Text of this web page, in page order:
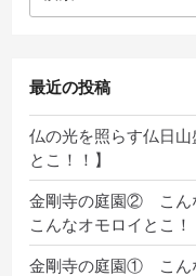
索:
最近の投稿
仏の光を照らす仏日
とこ！！】
金剛寺の庭園② こん
こんなオモロイとこ！
金剛寺の庭園① こん